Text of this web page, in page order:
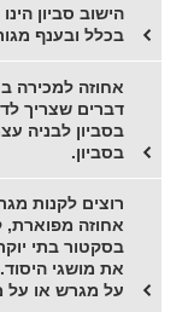
הישוב סביון
בכלל ובענף
אחוזה למכירה
דברים שצריך
בסביון לבניה
בסביון.
רוצים לקנות
אחוזה מפוארת,
בסקטור בתי
את מושגי
על מגרש או על